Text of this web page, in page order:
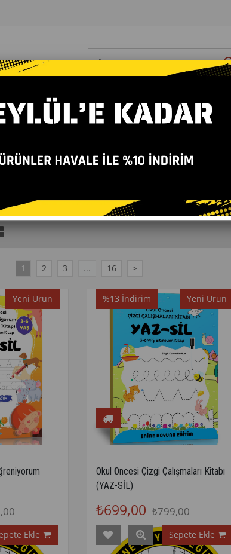
Yayınları Yabancı Dil Eğitim Setleri Yardımcı Kaynaklar
Kitap, YAZ-SİL Okul Öncesi Kitapları
1 2 3 ... 16 >
Ekle
Yeni Ürün
Okul Öncesi Çizgi Çalışmaları Kitabı
(YAZ-SİL)
₺699,00 ₺799,00
Sepete Ekle
%13 İndirim Yeni Ürün